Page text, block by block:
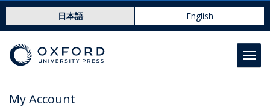
日本語 English
My Account